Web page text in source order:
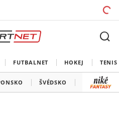
FUTBALNET HOKEJ TENIS
ŠVÉDSKO BELGICKO